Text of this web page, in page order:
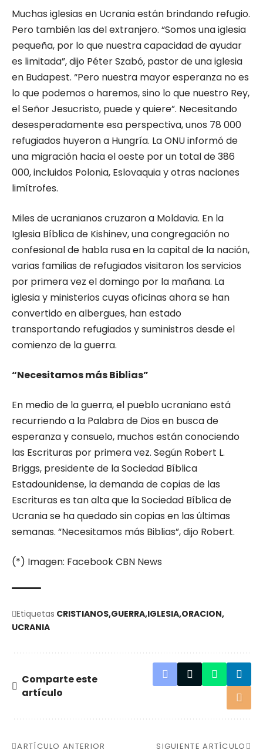
Muchas iglesias en Ucrania están brindando refugio.
Pero también las del extranjero. “Somos una iglesia
pequeña, por lo que nuestra capacidad de ayudar
es limitada”, dijo Péter Szabó, pastor de una iglesia
en Budapest. “Pero nuestra mayor esperanza no es
lo que podemos o haremos, sino lo que nuestro Rey,
el Señor Jesucristo, puede y quiere”. Necesitando
desesperadamente esa perspectiva, unos 78 000
refugiados huyeron a Hungría. La ONU informó de
una migración hacia el oeste por un total de 386
000, incluidos Polonia, Eslovaquia y otras naciones
limítrofes.
Miles de ucranianos cruzaron a Moldavia. En la
Iglesia Bíblica de Kishinev, una congregación no
confesional de habla rusa en la capital de la nación,
varias familias de refugiados visitaron los servicios
por primera vez el domingo por la mañana. La
iglesia y ministerios cuyas oficinas ahora se han
convertido en albergues, han estado
transportando refugiados y suministros desde el
comienzo de la guerra.
“Necesitamos más Biblias”
En medio de la guerra, el pueblo ucraniano está
recurriendo a la Palabra de Dios en busca de
esperanza y consuelo, muchos están conociendo
las Escrituras por primera vez. Según Robert L.
Briggs, presidente de la Sociedad Bíblica
Estadounidense, la demanda de copias de las
Escrituras es tan alta que la Sociedad Bíblica de
Ucrania se ha quedado sin copias en las últimas
semanas. “Necesitamos más Biblias”, dijo Robert.
(*) Imagen: Facebook CBN News
Etiquetas CRISTIANOS GUERRA IGLESIA ORACION
UCRANIA
Comparte este
artículo
ARTÍCULO ANTERIOR SIGUIENTE ARTÍCULO